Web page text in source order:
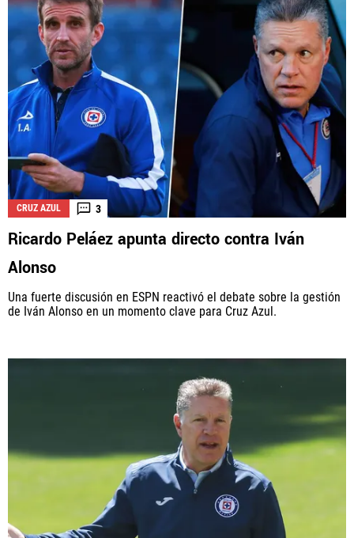
CRUZ AZUL 3
Ricardo Peláez apunta directo contra Iván
Alonso
Una fuerte discusión en ESPN reactivó el debate sobre la gestión
de Iván Alonso en un momento clave para Cruz Azul.